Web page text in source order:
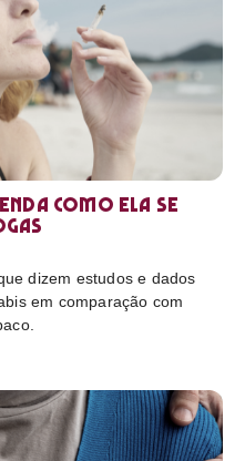
como ela se
dizem estudos e dados
em comparação com